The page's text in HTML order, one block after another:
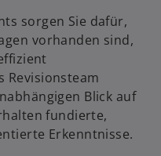
sorgen Sie dafür,
vorhanden sind,
Revisionsteam
Blick auf
fundierte,
Erkenntnisse.